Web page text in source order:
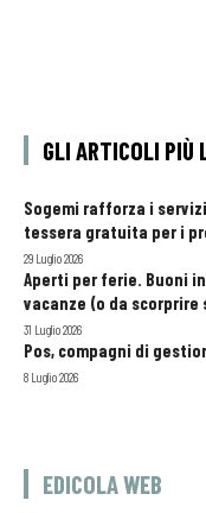
GLI ARTICOLI PIÙ
Sogemi rafforza i
tessera gratuita per i
29 Luglio 2026
Aperti per ferie. Buoni
vacanze (o da scorprire
31 Luglio 2026
Pos, compagni di
8 Luglio 2026
EDICOLA WEB